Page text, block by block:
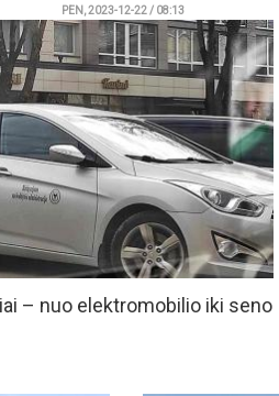
PEN, 2023-12-22 / 08:13
– nuo elektromobilio iki seno